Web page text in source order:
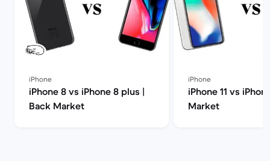
iPhone
iPhone 8 vs iPhone 8 plus |
Back Market
iPhone
iPhone 11 vs
Market